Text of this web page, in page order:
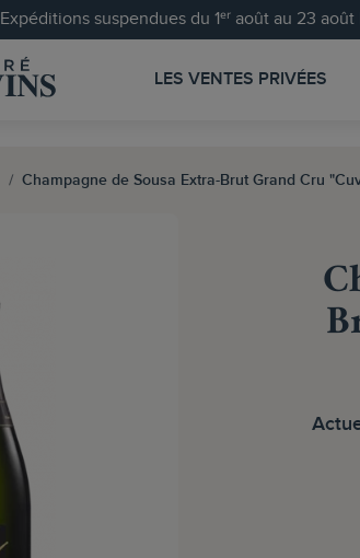
Expéditions suspendues du 1ᵉʳ août au 23
LES VENTES PRIVÉES
Champagne de Sousa Extra-Brut Grand Cru